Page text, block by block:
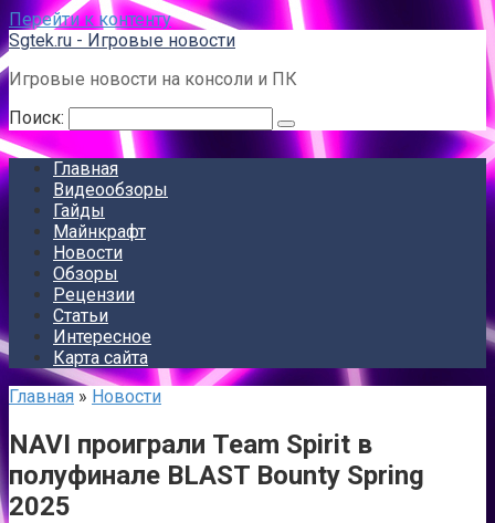
Перейти к контенту
Sgtek.ru - Игровые новости
Игровые новости на консоли и ПК
Поиск:
Главная
Видеообзоры
Гайды
Майнкрафт
Новости
Обзоры
Рецензии
Статьи
Интересное
Карта сайта
Главная » Новости
NAVI проиграли Team Spirit в
полуфинале BLAST Bounty Spring
2025